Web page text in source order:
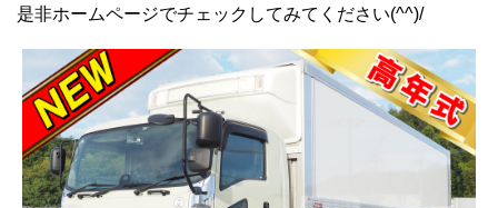
是非ホームページでチェックしてみてください(^^)/